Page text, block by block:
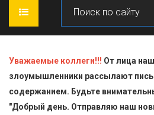
О КОМПАНИИ
ПРОДУКЦИЯ
Уважаемые коллеги!!! От лица
злоумышленники рассылают
содержанием. Будьте
"Добрый день. Отправляю наш